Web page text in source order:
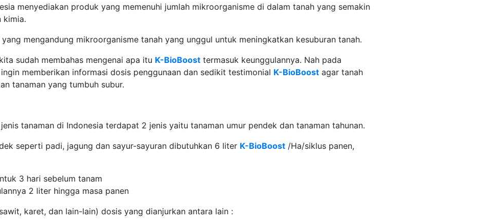
menyediakan produk yang memenuhi jumlah mikroorganisme di dalam tanah yang semakin
kimia.
mengandung mikroorganisme tanah yang unggul untuk meningkatkan kesuburan tanah.
sudah membahas mengenai apa itu K-BioBoost termasuk keunggulannya. Nah pada
memberikan informasi dosis penggunaan dan sedikit testimonial K-BioBoost agar tanah
tanaman yang tumbuh subur.
tanaman di Indonesia terdapat 2 jenis yaitu tanaman umur pendek dan tanaman tahunan.
seperti padi, jagung dan sayur-sayuran dibutuhkan 6 liter K-BioBoost /Ha/siklus panen,
3 hari sebelum tanam
2 liter hingga masa panen
karet, dan lain-lain) dosis yang dianjurkan antara lain :